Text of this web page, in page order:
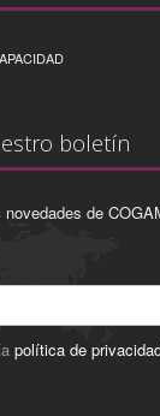
boletín
de
política de